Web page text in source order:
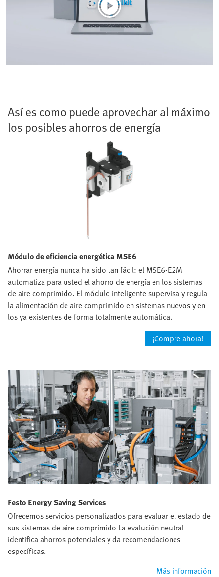
Así es como puede aprovechar al máximo
los posibles ahorros de energía
Módulo de eficiencia energética MSE6
Ahorrar energía nunca ha sido tan fácil: el MSE6-E2M
automatiza para usted el ahorro de energía en los sistemas
de aire comprimido. El módulo inteligente supervisa y regula
la alimentación de aire comprimido en sistemas nuevos y en
los ya existentes de forma totalmente automática.
¡Compre ahora!
Festo Energy Saving Services
Ofrecemos servicios personalizados para evaluar el estado de
sus sistemas de aire comprimido La evalución neutral
identifica ahorros potenciales y da recomendaciones
específicas.
Más información